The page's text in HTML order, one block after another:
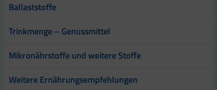
Ballaststoffe
Trinkmenge – Genussmittel
Mikronährstoffe und weitere Stoffe
Weitere Ernährungsempfehlungen